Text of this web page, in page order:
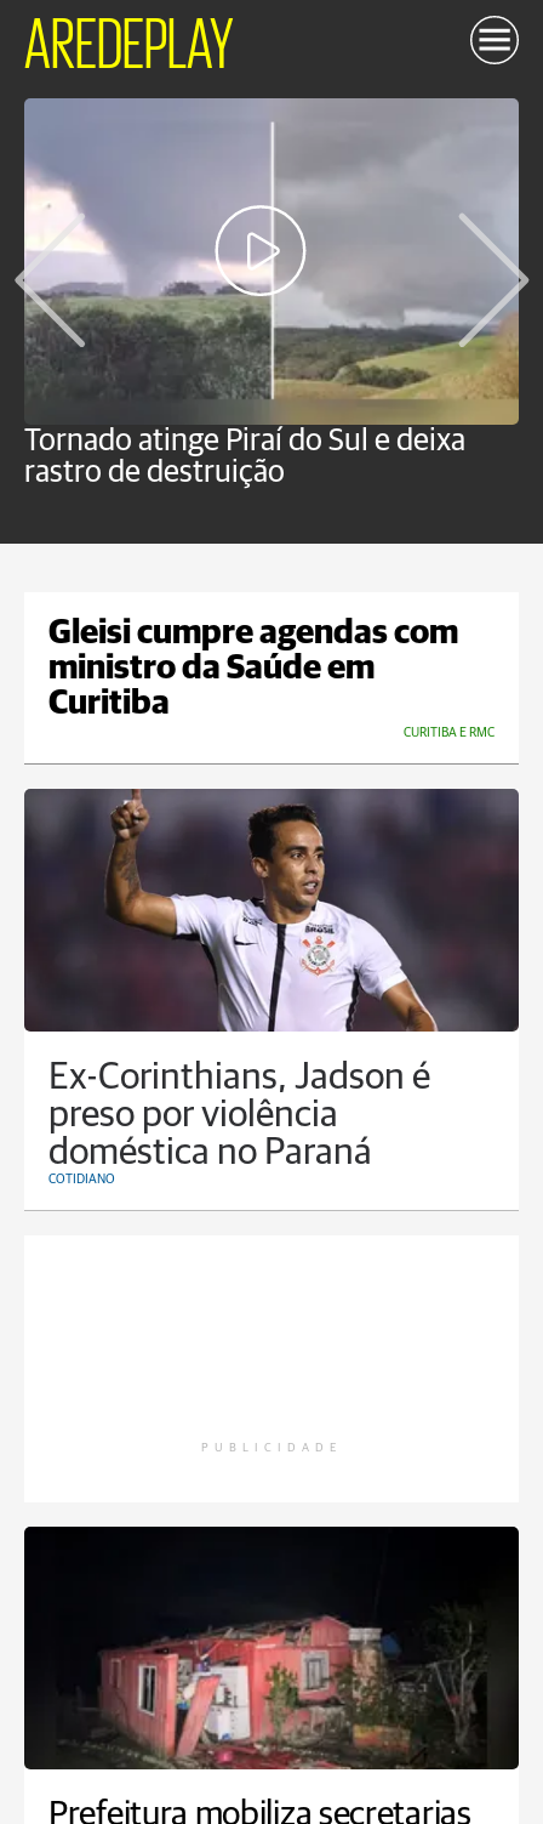
AREDEPLAY
Tornado atinge Piraí do Sul e deixa
rastro de destruição
Gleisi cumpre agendas com
ministro da Saúde em
Curitiba
CURITIBA E RMC
Ex-Corinthians, Jadson é
preso por violência
doméstica no Paraná
COTIDIANO
PUBLICIDADE
Prefeitura mobiliza secretarias